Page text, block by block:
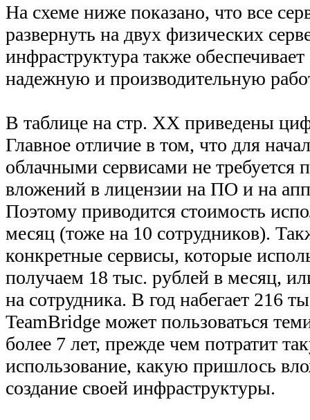
На схеме ниже показано, что все
развернуть на двух физических
инфраструктура также
надежную и производительную
В таблице на стр. XX приведены
Главное отличие в том, что для
облачными сервисами не требуется
вложений в лицензии на ПО и на
Поэтому приводится стоимость
месяц (тоже на 10 сотрудников).
конкретные сервисы, которые
получаем 18 тыс. рублей в месяц,
на сотрудника. В год набегает 216
TeamBridge может пользоваться
более 7 лет, прежде чем потратит
использование, какую пришлось
создание своей инфраструктуры.